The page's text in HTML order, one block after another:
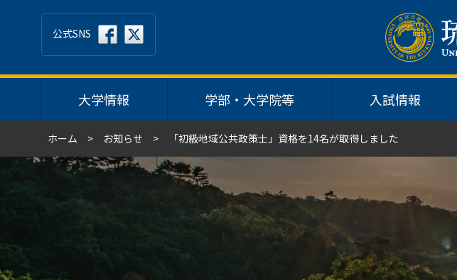
大学情報 学部・大学院等 入試情報
公式SNS
ホーム お知らせ 「初級地域公共政策士」資格を14名が取得しました